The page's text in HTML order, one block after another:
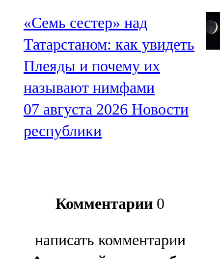
«Семь сестер» над
Татарстаном: как увидеть
Плеяды и почему их
называют нимфами
07 августа 2026 Новости
республики
Комментарии 0
написать комментарии